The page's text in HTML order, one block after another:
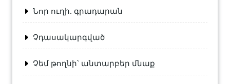
Նոր ուղի. գրադարան
Չդասակարգված
Չեմ թողնի՝ անտարբեր մնաք